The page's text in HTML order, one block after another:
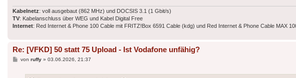
Kabelnetz: voll ausgebaut (862 MHz) und DOCSIS 3.1 (1 Gbit/s)
TV: Kabelanschluss über WEG und Kabel Digital Free
Internet: Red Internet & Phone 100 Cable mit FRITZ!Box 6591 Cable (kdg) und Red Internet & Phone Cable MAX
Re: [VFKD] 50 statt 75 Upload - Ist Vodafone unfähig?
Beitrag
von ruffy» 03.06.2026, 21:37